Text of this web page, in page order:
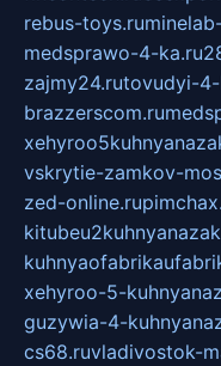
rebus-toys.ru
medsprawo-4-ka.ru
zajmy24.rutovudyi-4-
brazzerscom.ru
vskrytie-zamkov-
zed-online.ru
xehyroo-5-
guzywia-4-
cs68.ruvladivostok-